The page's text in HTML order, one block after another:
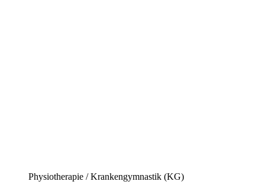
Physiotherapie​ / Krankengymnastik (KG)